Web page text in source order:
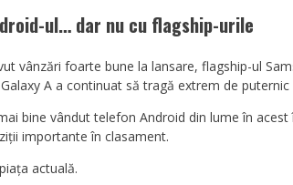
ul… dar nu cu flagship-urile
vânzări foarte bune la lansare, flagship-ul
A a continuat să tragă extrem de
bine vândut telefon Android din lume în
importante în clasament.
actuală.